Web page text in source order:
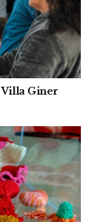
Villa Giner